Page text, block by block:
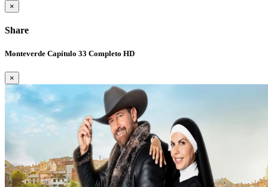
×
Share
Monteverde Capítulo 33 Completo HD
×